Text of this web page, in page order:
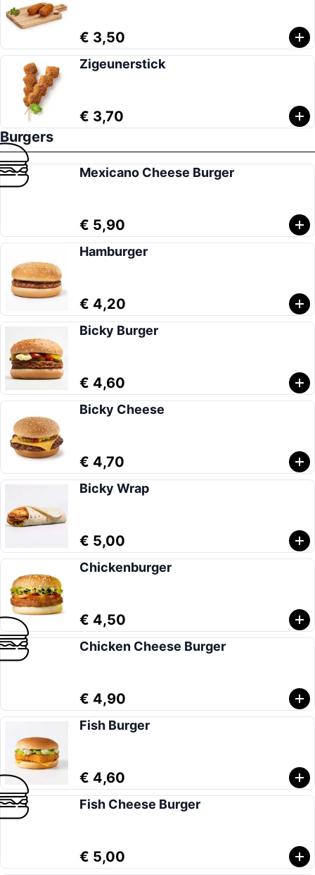
€ 3,50
Zigeunerstick
€ 3,70
Burgers
Mexicano Cheese Burger
€ 5,90
Hamburger
€ 4,20
Bicky Burger
€ 4,60
Bicky Cheese
€ 4,70
Bicky Wrap
€ 5,00
Chickenburger
€ 4,50
Chicken Cheese Burger
€ 4,90
Fish Burger
€ 4,60
Fish Cheese Burger
€ 5,00